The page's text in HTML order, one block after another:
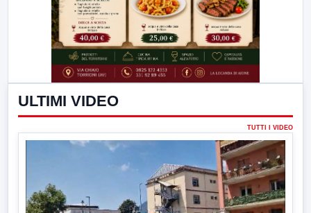
ULTIMI VIDEO
TUTTI I VIDEO